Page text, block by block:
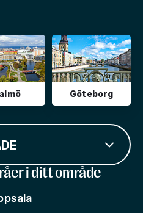
Göteborg
i ditt område